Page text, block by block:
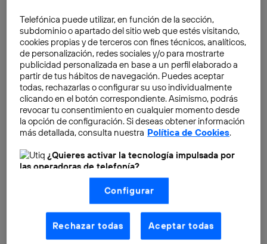
importante porcentaje de las empresas analizadas
(40%) ya dispone de una estrategia enfocada al
análisis masivo de datos con la intención de optimizar
el rendimiento y redefinir de forma más concreta los
objetivos en secciones clave como el marketing, el
desarrollo del producto y las ventas.De cara a 2017, se
prevé que un 23% de las compañías se sume a las
tecnologías de la información (TI). Desde Forresterse
atreven a predecir que para el año 2020 la adopción
de Data Analytics estará aproximadamente en el
90% de las empresas.
Telefónica puede utilizar, en función de la sección,
subdominio o apartado del sitio web que estés visitando,
cookies propias y de terceros con fines técnicos, analíticos,
de personalización, redes sociales y/o para mostrarte
publicidad personalizada en base a un perfil elaborado a
partir de tus hábitos de navegación. Puedes aceptar
todas, rechazarlas o configurar su uso individualmente
clicando en el botón correspondiente. Asimismo, podrás
revocar tu consentimiento en cualquier momento desde
la opción de configuración. Si deseas obtener información
más detallada, consulta nuestra Política de Cookies.
¿Quieres activar la tecnología impulsada por
las operadoras de telefonía?
Nosotros, Telefónica S.A., utilizamos la tecnología Utiq para
realizar nuestras acciones de marketing digital o análisis
(como se describe en este aviso de consentimiento)
basadas en tu navegación en nuestra(s) web(s)
aquí(solo cuando utilizas una conexión a
internet habilitada , proporcionada por una de las
Configurar
Rechazar todas Aceptar todas